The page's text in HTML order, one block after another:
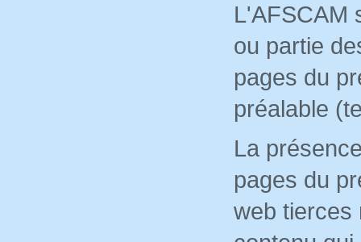
L'AFSCAM
ou partie
pages du
préalable
La
pages du
web tierces